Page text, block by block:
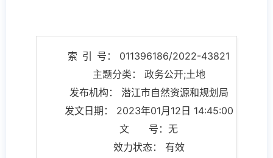
索 引 号： 011396186/2022-43821
主题分类： 政务公开;土地
发布机构： 潜江市自然资源和规划局
发文日期： 2023年01月12日 14:45:00
文 号：无
效力状态： 有效